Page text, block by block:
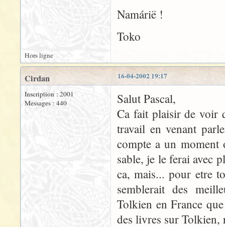
Namárië !
Toko
Hors ligne
16-04-2002 19:17
Cirdan
Inscription : 2001
Messages : 440
Salut Pascal,
Ca fait plaisir de voir
travail en venant
compte a un
sable, je le ferai avec
ca, mais... pour etre
semblerait des
Tolkien en France
des livres sur Tolkien,